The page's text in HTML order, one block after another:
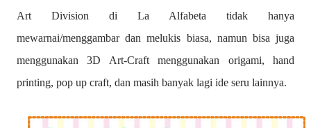
Art Division di La Alfabeta tidak hanya
mewarnai/menggambar dan melukis biasa, namun bisa juga
menggunakan 3D Art-Craft menggunakan origami, hand
printing, pop up craft, dan masih banyak lagi ide seru lainnya.